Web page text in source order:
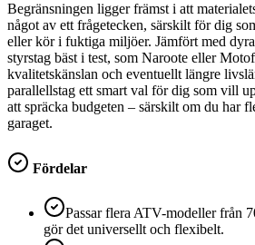
Begränsningen ligger främst i att
något av ett frågetecken, särskilt för dig
eller kör i fuktiga miljöer. Jämfört med
styrstag bäst i test, som Naroote eller
kvalitetskänslan och eventuellt längre
parallellstag ett smart val för dig som vill
att spräcka budgeten – särskilt om du har
garaget.
Fördelar
Passar flera ATV-modeller från
gör det universellt och flexibelt.